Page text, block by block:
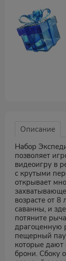
Описание
Набор
позволяет
видеоигру в
с крутыми
открывает
возрасте от
саванны, и
потяните
драгоценную
пещерный
которые дают
брони. Сбоку